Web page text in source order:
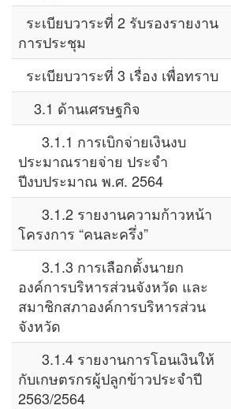
ระเบียบวาระที่ 2 รับรองรายงาน
การประชุม
ระเบียบวาระที่ 3 เรื่อง เพื่อทราบ
3.1 ด้านเศรษฐกิจ
3.1.1 การเบิกจ่ายเงินงบ
ประมาณรายจ่าย ประจำ
ปีงบประมาณ พ.ศ. 2564
3.1.2 รายงานความก้าวหน้า
โครงการ “คนละครึ่ง”
3.1.3 การเลือกตั้งนายก
องค์การบริหารส่วนจังหวัด และ
สมาชิกสภาองค์การบริหารส่วน
จังหวัด
3.1.4 รายงานการโอนเงินให้
กับเกษตรกรผู้ปลูกข้าวประจำปี
2563/2564